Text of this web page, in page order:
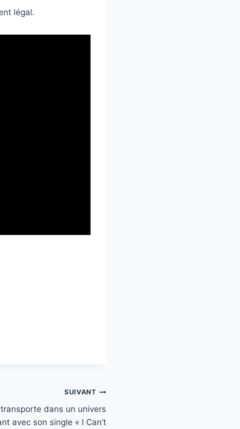
légal.
SUIVANT
dans un univers
avec son single « I Can’t